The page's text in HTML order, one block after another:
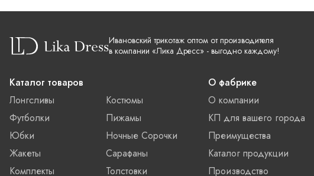
Ивановский трикотаж оптом от производителя
в компании «Лика Дресс» - выгодно каждому!
Каталог товаров
Лонгсливы
Футболки
Юбки
Жакеты
Комплекты
Костюмы
Пижамы
Ночные Сорочки
Сарафаны
Толстовки
О фабрике
О компании
КП для вашего города
Преимущества
Каталог продукции
Производство